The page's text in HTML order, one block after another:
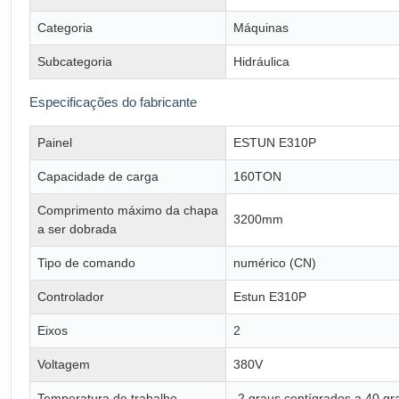
Categoria Máquinas
Subcategoria Hidráulica
Especificações do fabricante
Painel ESTUN E310P
Capacidade de carga 160TON
Comprimento máximo da chapa
a ser dobrada
3200mm
Tipo de comando numérico (CN)
Controlador Estun E310P
Eixos 2
Voltagem 380V